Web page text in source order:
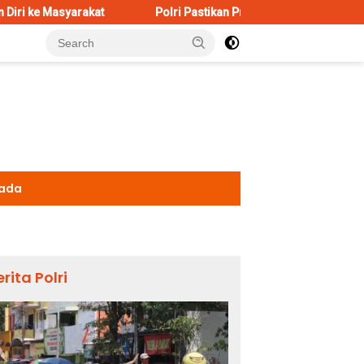
Polri Pastikan Proses Pemeriksaan Personel di Aceh
Polri